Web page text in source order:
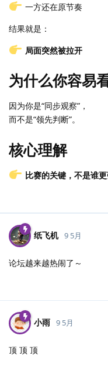
一方还在原节奏
结果就是：
局面突然被拉开
为什么你容易
因为你是“同步观察”，
而不是“领先判断”。
核心理解
比赛的关键，不是谁
纸飞机 9 5月
论坛越来越热闹了～
小雨 9 5月
顶 顶 顶